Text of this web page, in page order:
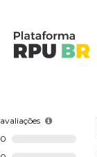
avaliações
0